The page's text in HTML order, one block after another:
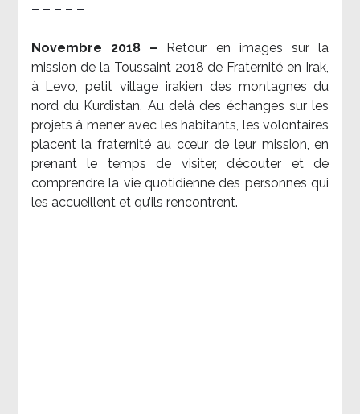
– – – – –
Novembre 2018 – Retour en images sur la
mission de la Toussaint 2018 de Fraternité en Irak,
à Levo, petit village irakien des montagnes du
nord du Kurdistan. Au delà des échanges sur les
projets à mener avec les habitants, les volontaires
placent la fraternité au cœur de leur mission, en
prenant le temps de visiter, d’écouter et de
comprendre la vie quotidienne des personnes qui
les accueillent et qu’ils rencontrent.